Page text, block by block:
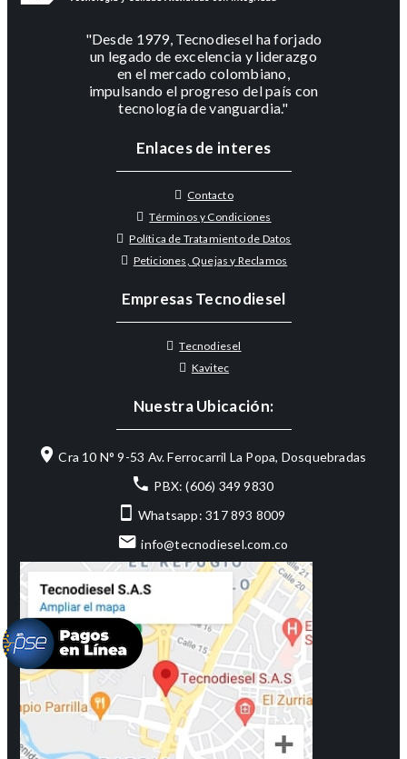
"Desde 1979, Tecnodiesel ha forjado
un legado de excelencia y liderazgo
en el mercado colombiano,
impulsando el progreso del país con
tecnología de vanguardia."
Enlaces de interes
Contacto
Términos y Condiciones
Política de Tratamiento de Datos
Peticiones, Quejas y Reclamos
Empresas Tecnodiesel
Tecnodiesel
Kavitec
Nuestra Ubicación:
Cra 10 N° 9-53 Av. Ferrocarril La Popa, Dosquebradas
PBX: (606) 349 9830
Whatsapp: 317 893 8009
info@tecnodiesel.com.co